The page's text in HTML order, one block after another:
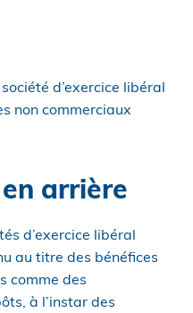
d’exercice libéral
non commerciaux
arrière
d’exercice libéral
au titre des bénéfices
comme des
à l’instar des